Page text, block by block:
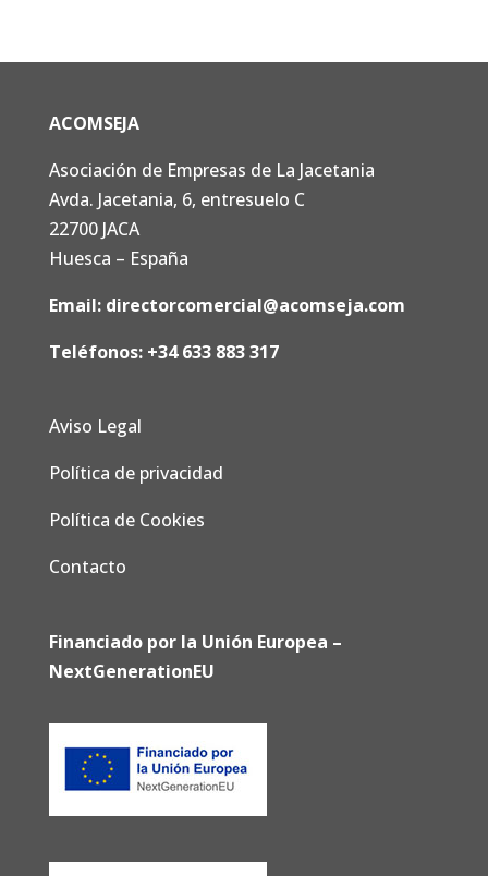
ACOMSEJA
Asociación de Empresas de La Jacetania
Avda. Jacetania, 6, entresuelo C
22700 JACA
Huesca – España
Email: directorcomercial@acomseja.com
Teléfonos: +34 633 883 317
Aviso Legal
Política de privacidad
Política de Cookies
Contacto
Financiado por la Unión Europea –
NextGenerationEU